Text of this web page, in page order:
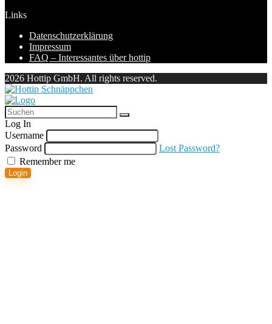
Links
Datenschutzerklärung
Impressum
FAQ – Interessantes über hottip
2026 Hottip GmbH. All rights reserved.
Log In
Username
Password
Lost Password?
Remember me
Login